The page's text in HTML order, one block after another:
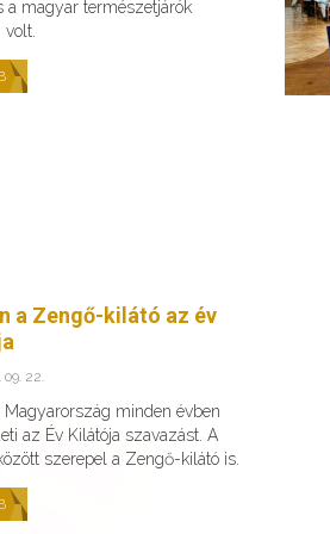
a magyar természetjárók
a Zengő-kilátó az év
22.
minden évben
az Év Kilátója szavazást. A
szerepel a Zengő-kilátó is.